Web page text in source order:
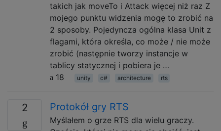
takich jak moveTo i Attack więcej niż raz Z
mojego punktu widzenia mogę to zrobić na
2 sposoby. Pojedyncza ogólna klasa Unit z
flagami, która określa, co może / nie może
zrobić (następnie tworzy instancje w
tablicy statycznej i pobiera je …
18
unity c# architecture rts
2 Protokół gry RTS
Myślałem o grze RTS dla wielu graczy.